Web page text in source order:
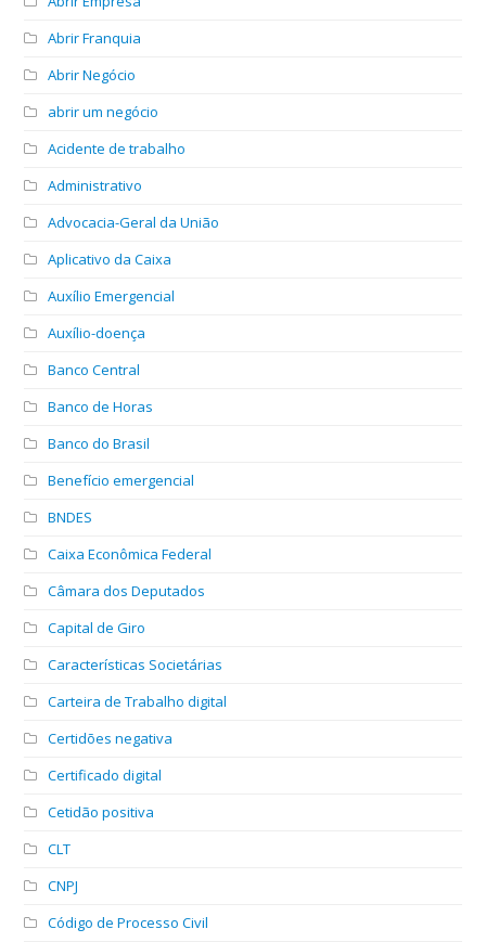
Abrir Franquia
Abrir Negócio
abrir um negócio
Acidente de trabalho
Administrativo
Advocacia-Geral da União
Aplicativo da Caixa
Auxílio Emergencial
Auxílio-doença
Banco Central
Banco de Horas
Banco do Brasil
Benefício emergencial
BNDES
Caixa Econômica Federal
Câmara dos Deputados
Capital de Giro
Características Societárias
Carteira de Trabalho digital
Certidões negativa
Certificado digital
Cetidão positiva
CLT
CNPJ
Código de Processo Civil